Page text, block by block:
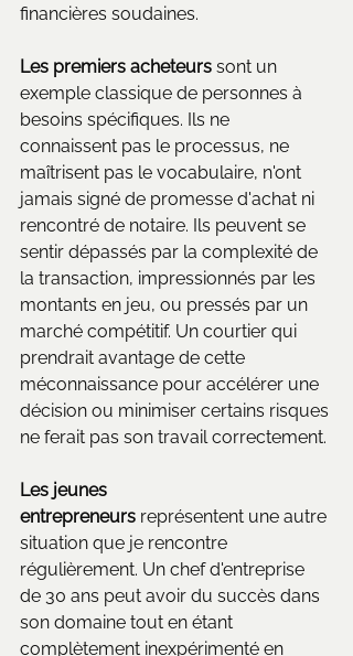
financières soudaines.
Les premiers acheteurs sont un
exemple classique de personnes à
besoins spécifiques. Ils ne
connaissent pas le processus, ne
maîtrisent pas le vocabulaire, n'ont
jamais signé de promesse d'achat ni
rencontré de notaire. Ils peuvent se
sentir dépassés par la complexité de
la transaction, impressionnés par les
montants en jeu, ou pressés par un
marché compétitif. Un courtier qui
prendrait avantage de cette
méconnaissance pour accélérer une
décision ou minimiser certains risques
ne ferait pas son travail correctement.
Les jeunes
entrepreneurs représentent une autre
situation que je rencontre
régulièrement. Un chef d'entreprise
de 30 ans peut avoir du succès dans
son domaine tout en étant
complètement inexpérimenté en